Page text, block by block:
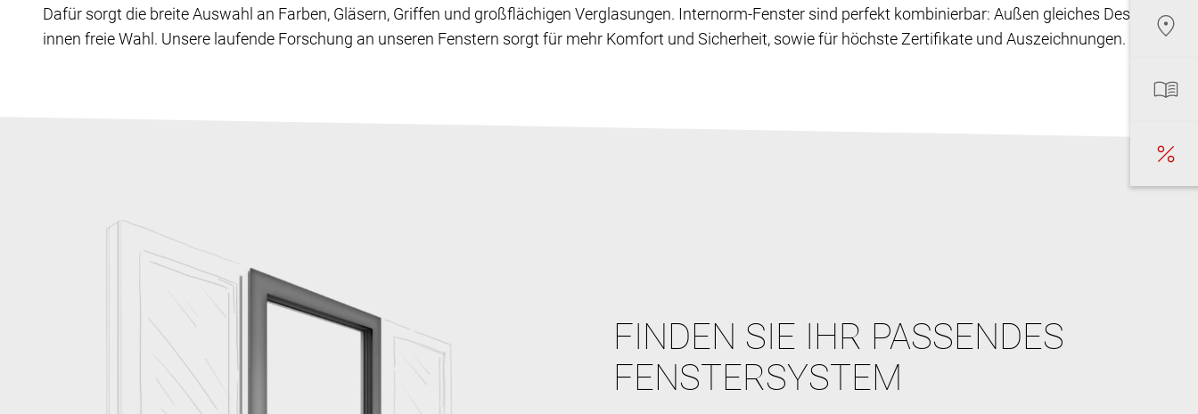
Dafür sorgt die breite Auswahl an Farben, Gläsern, Griffen und großflächigen Verglasungen. Internorm-Fenster sind perfekt kombinierbar: Außen gleiches Design,
innen freie Wahl. Unsere laufende Forschung an unseren Fenstern sorgt für mehr Komfort und Sicherheit, sowie für höchste Zertifikate und Auszeichnungen.
FINDEN SIE IHR PASSENDES
FENSTERSYSTEM